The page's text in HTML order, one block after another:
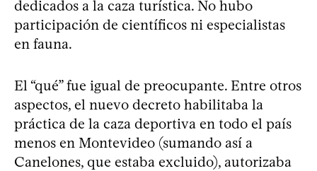
dedicados a la caza turística. No hubo
participación de científicos ni especialistas
en fauna.
El “qué” fue igual de preocupante. Entre otros
aspectos, el nuevo decreto habilitaba la
práctica de la caza deportiva en todo el país
menos en Montevideo (sumando así a
Canelones, que estaba excluido), autorizaba